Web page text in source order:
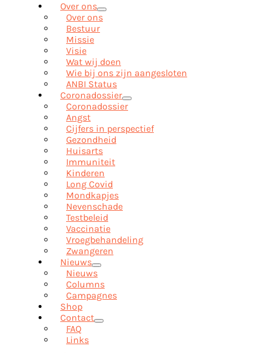
Over ons
Over ons
Bestuur
Missie
Visie
Wat wij doen
Wie bij ons zijn aangesloten
ANBI Status
Coronadossier
Coronadossier
Angst
Cijfers in perspectief
Gezondheid
Huisarts
Immuniteit
Kinderen
Long Covid
Mondkapjes
Nevenschade
Testbeleid
Vaccinatie
Vroegbehandeling
Zwangeren
Nieuws
Nieuws
Columns
Campagnes
Shop
Contact
FAQ
Links